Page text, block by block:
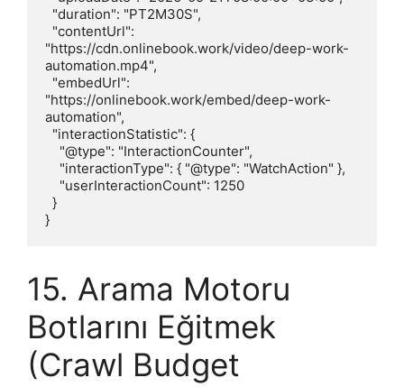
"https://cdn.onlinebook.work/video/deep-work-
automation.mp4",
"https://onlinebook.work/embed/deep-work-
automation",
15. Arama Motoru
Botlarını Eğitmek
(Crawl Budget